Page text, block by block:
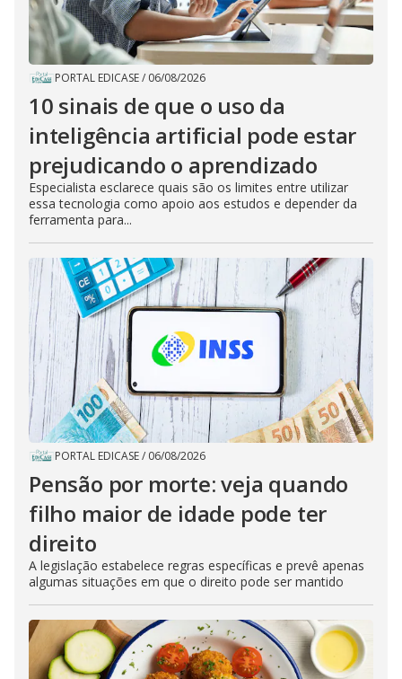
PORTAL EDICASE/ 06/08/2026
10 sinais de que o uso da
inteligência artificial pode estar
prejudicando o aprendizado
Especialista esclarece quais são os limites entre utilizar
essa tecnologia como apoio aos estudos e depender da
ferramenta para...
PORTAL EDICASE/ 06/08/2026
Pensão por morte: veja quando
filho maior de idade pode ter
direito
A legislação estabelece regras específicas e prevê apenas
algumas situações em que o direito pode ser mantido